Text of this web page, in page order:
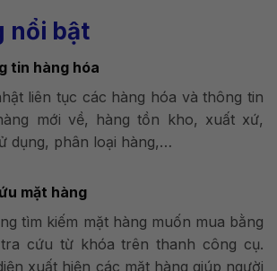
nổi bật
tin hàng hóa
liên tục các hàng hóa và thông tin
mới về, hàng tồn kho, xuất xứ,
dụng, phân loại hàng,…
mặt hàng
tìm kiếm mặt hàng muốn mua bằng
cứu từ khóa trên thanh công cụ.
xuất hiện các mặt hàng giúp người